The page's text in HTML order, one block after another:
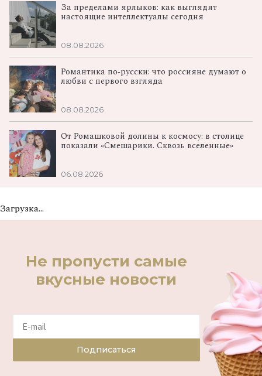
За пределами ярлыков: как выглядят
настоящие интеллектуалы сегодня
08.08.2026
Романтика по‑русски: что россияне думают о
любви с первого взгляда
08.08.2026
От Ромашковой долины к космосу: в столице
показали «Смешарики. Сквозь вселенные»
06.08.2026
Загрузка...
Не пропусти самые
вкусные новости
Подписаться